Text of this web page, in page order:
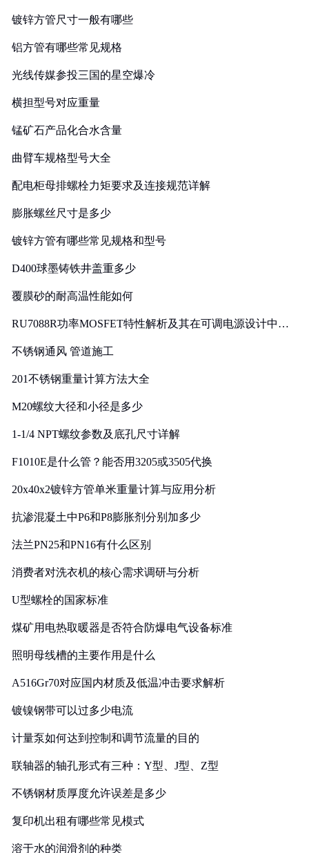
镀锌方管尺寸一般有哪些
铝方管有哪些常见规格
光线传媒参投三国的星空爆冷
横担型号对应重量
锰矿石产品化合水含量
曲臂车规格型号大全
配电柜母排螺栓力矩要求及连接规范详解
膨胀螺丝尺寸是多少
镀锌方管有哪些常见规格和型号
D400球墨铸铁井盖重多少
覆膜砂的耐高温性能如何
RU7088R功率MOSFET特性解析及其在可调电源设计中的
不锈钢通风 管道施工
201不锈钢重量计算方法大全
M20螺纹大径和小径是多少
1-1/4 NPT螺纹参数及底孔尺寸详解
F1010E是什么管？能否用3205或3505代换
20x40x2镀锌方管单米重量计算与应用分析
抗渗混凝土中P6和P8膨胀剂分别加多少
法兰PN25和PN16有什么区别
消费者对洗衣机的核心需求调研与分析
U型螺栓的国家标准
煤矿用电热取暖器是否符合防爆电气设备标准
照明母线槽的主要作用是什么
A516Gr70对应国内材质及低温冲击要求解析
镀镍钢带可以过多少电流
计量泵如何达到控制和调节流量的目的
联轴器的轴孔形式有三种：Y型、J型、Z型
不锈钢材质厚度允许误差是多少
复印机出租有哪些常见模式
溶于水的润滑剂的种类